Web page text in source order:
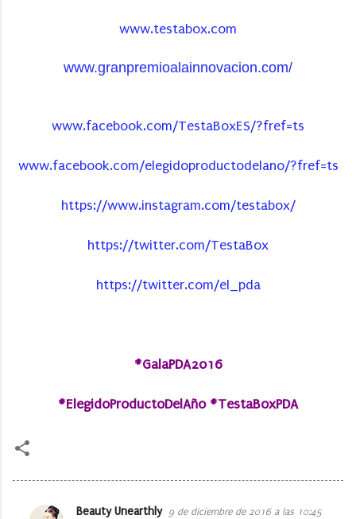
www.testabox.com
www.granpremioalainnovacion.com/
www.facebook.com/TestaBoxES/?fref=ts
www.facebook.com/elegidoproductodelano/?fref=ts
https://www.instagram.com/testabox/
https://twitter.com/TestaBox
https://twitter.com/el_pda
#GalaPDA2016
#ElegidoProductoDelAño #TestaBoxPDA
Beauty Unearthly 9 de diciembre de 2016 a las 10:45